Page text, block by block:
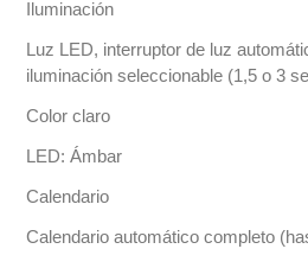
Iluminación
Luz LED, interruptor de luz
iluminación seleccionable (1,5 o 3
Color claro
LED: Ámbar
Calendario
Calendario automático completo